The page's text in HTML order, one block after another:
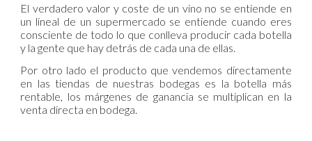
El verdadero valor y coste de un vino no se entiende en
un lineal de un supermercado se entiende cuando eres
consciente de todo lo que conlleva producir cada botella
y la gente que hay detrás de cada una de ellas.
Por otro lado el producto que vendemos directamente
en las tiendas de nuestras bodegas es la botella más
rentable, los márgenes de ganancia se multiplican en la
venta directa en bodega.